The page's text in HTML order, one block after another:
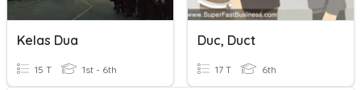
Kelas Dua
15 T 1st - 6th
Duc, Duct
17 T 6th